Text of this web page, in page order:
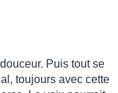
Puis tout se
toujours avec cette